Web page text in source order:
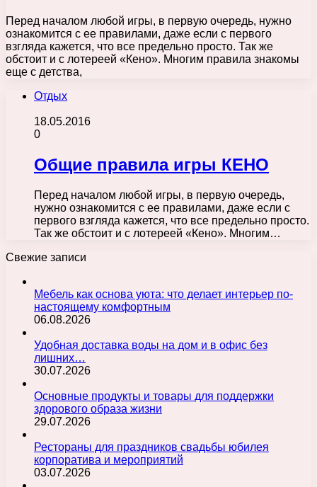
Перед началом любой игры, в первую очередь, нужно
ознакомится с ее правилами, даже если с первого
взгляда кажется, что все предельно просто. Так же
обстоит и с лотереей «Кено». Многим правила знакомы
еще с детства,
Отдых
18.05.2016
0
Общие правила игры КЕНО
Перед началом любой игры, в первую очередь,
нужно ознакомится с ее правилами, даже если с
первого взгляда кажется, что все предельно просто.
Так же обстоит и с лотереей «Кено». Многим…
Свежие записи
Мебель как основа уюта: что делает интерьер по-
настоящему комфортным
06.08.2026
Удобная доставка воды на дом и в офис без
лишних…
30.07.2026
Основные продукты и товары для поддержки
здорового образа жизни
29.07.2026
Рестораны для праздников свадьбы юбилея
корпоратива и мероприятий
03.07.2026